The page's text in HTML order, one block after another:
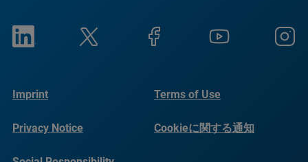
Imprint Terms of Use
Privacy Notice Cookieに関する通知